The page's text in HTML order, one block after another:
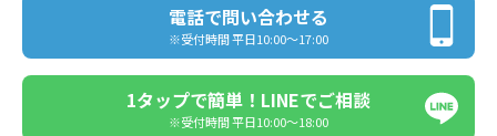
電話で問い合わせる
※受付時間 平日10:00〜17:00
1タップで簡単！LINEでご相談
※受付時間 平日10:00〜18:00